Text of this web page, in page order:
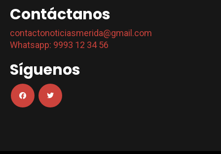
Contáctanos
contactonoticiasmerida@gmail.com
Whatsapp: 9993 12 34 56
Síguenos